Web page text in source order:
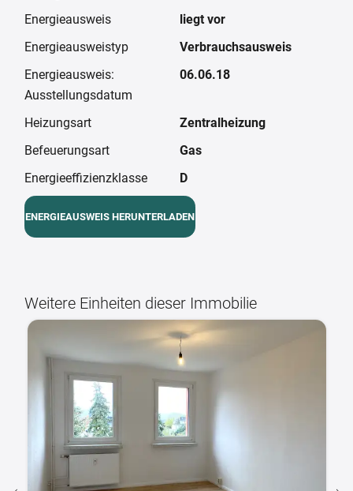
Energieausweis
liegt vor
Energieausweistyp
Verbrauchsausweis
Energieausweis:
Ausstellungsdatum
06.06.18
Heizungsart
Zentralheizung
Befeuerungsart
Gas
Energieeffizienzklasse
D
ENERGIEAUSWEIS HERUNTERLADEN
Weitere Einheiten dieser Immobilie